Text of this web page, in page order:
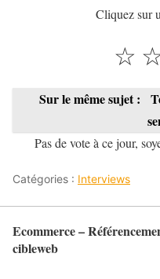
Cliquez sur
☆
Sur le même sujet :
Pas de vote à ce jour,
Catégories : Interviews
Ecommerce –
cibleweb